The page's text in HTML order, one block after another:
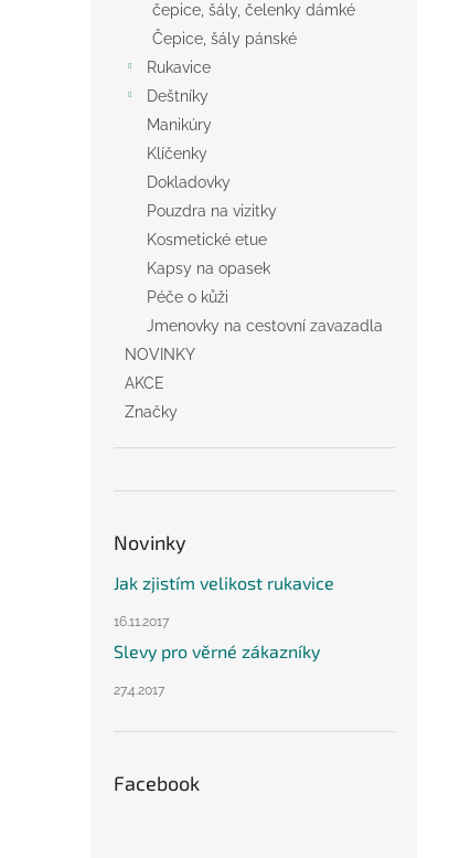
čepice, šály, čelenky dámké
Čepice, šály pánské
Rukavice
Deštníky
Manikúry
Klíčenky
Dokladovky
Pouzdra na vizitky
Kosmetické etue
Kapsy na opasek
Péče o kůži
Jmenovky na cestovní zavazadla
NOVINKY
AKCE
Značky
Novinky
Jak zjistím velikost rukavice
16.11.2017
Slevy pro věrné zákazníky
27.4.2017
Facebook